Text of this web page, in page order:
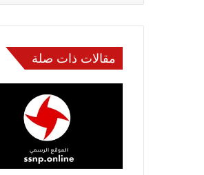
مقالات ذات صلة